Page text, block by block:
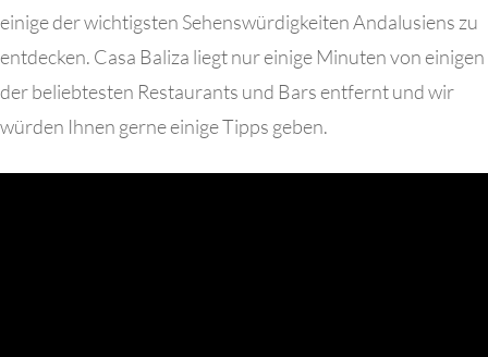
einige der wichtigsten Sehenswürdigkeiten Andalusiens zu
entdecken. Casa Baliza liegt nur einige Minuten von einigen
der beliebtesten Restaurants und Bars entfernt und wir
würden Ihnen gerne einige Tipps geben.